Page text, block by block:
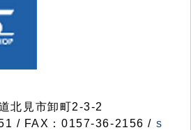
北見市卸町2-3-2
/ FAX：0157-36-2156 / s